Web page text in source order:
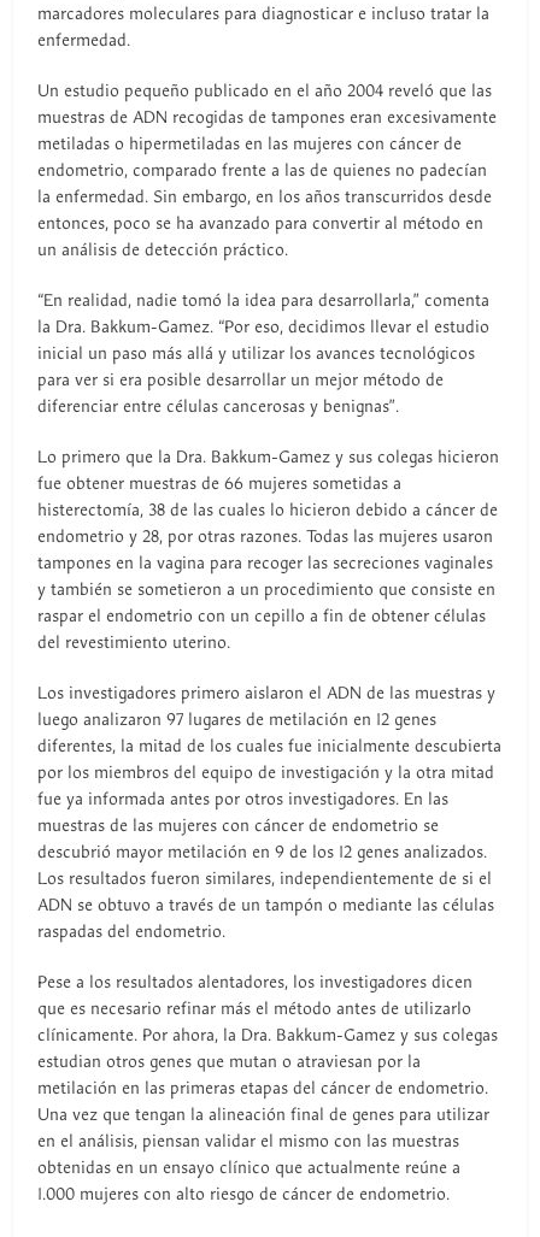
marcadores moleculares para diagnosticar e incluso tratar la
enfermedad.
Un estudio pequeño publicado en el año 2004 reveló que las
muestras de ADN recogidas de tampones eran excesivamente
metiladas o hipermetiladas en las mujeres con cáncer de
endometrio, comparado frente a las de quienes no padecían
la enfermedad. Sin embargo, en los años transcurridos desde
entonces, poco se ha avanzado para convertir al método en
un análisis de detección práctico.
“En realidad, nadie tomó la idea para desarrollarla,” comenta
la Dra. Bakkum-Gamez. “Por eso, decidimos llevar el estudio
inicial un paso más allá y utilizar los avances tecnológicos
para ver si era posible desarrollar un mejor método de
diferenciar entre células cancerosas y benignas”.
Lo primero que la Dra. Bakkum-Gamez y sus colegas hicieron
fue obtener muestras de 66 mujeres sometidas a
histerectomía, 38 de las cuales lo hicieron debido a cáncer de
endometrio y 28, por otras razones. Todas las mujeres usaron
tampones en la vagina para recoger las secreciones vaginales
y también se sometieron a un procedimiento que consiste en
raspar el endometrio con un cepillo a fin de obtener células
del revestimiento uterino.
Los investigadores primero aislaron el ADN de las muestras y
luego analizaron 97 lugares de metilación en 12 genes
diferentes, la mitad de los cuales fue inicialmente descubierta
por los miembros del equipo de investigación y la otra mitad
fue ya informada antes por otros investigadores. En las
muestras de las mujeres con cáncer de endometrio se
descubrió mayor metilación en 9 de los 12 genes analizados.
Los resultados fueron similares, independientemente de si el
ADN se obtuvo a través de un tampón o mediante las células
raspadas del endometrio.
Pese a los resultados alentadores, los investigadores dicen
que es necesario refinar más el método antes de utilizarlo
clínicamente. Por ahora, la Dra. Bakkum-Gamez y sus colegas
estudian otros genes que mutan o atraviesan por la
metilación en las primeras etapas del cáncer de endometrio.
Una vez que tengan la alineación final de genes para utilizar
en el análisis, piensan validar el mismo con las muestras
obtenidas en un ensayo clínico que actualmente reúne a
1.000 mujeres con alto riesgo de cáncer de endometrio.